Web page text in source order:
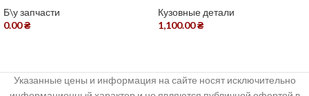
Б\у запчасти
0.00₴
Кузовные детали
1,100.00₴
Указанные цены и информация на сайте носят исключительно